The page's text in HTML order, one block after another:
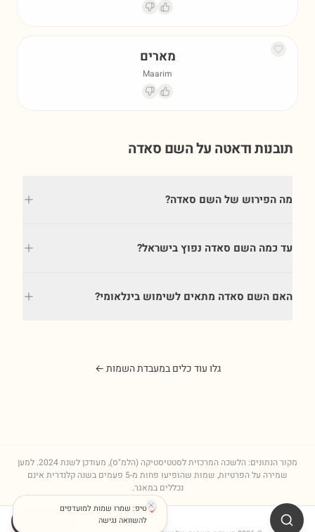
מארים
Maarim
תובנות ודאטה על השם סאדה
מה הפירוש של השם סאדה?
עד כמה השם סאדה נפוץ בישראל?
האם השם סאדה מתאים לשימוש בינלאומי?
גלו עוד כלים במעבדת השמות ←
מקור הנתונים: הלשכה המרכזית לסטטיסטיקה (הלמ"ס), מעודכן לשנת2024. למען
שמירה על הפרטיות, שמות שהופיעו פחות מ-5 פעמים בשנה קלנדרית אינם
נכללים במאגר.
טיפ: שמרו שמות למועדפים
להשוואה נגישה